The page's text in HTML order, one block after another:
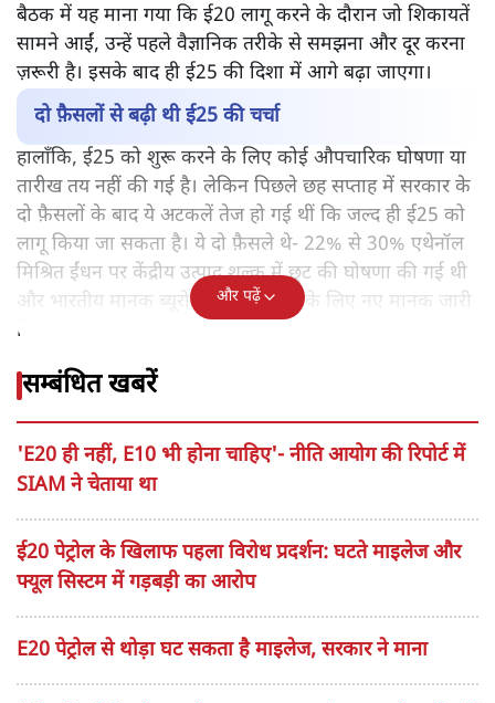
बैठक में यह माना गया कि ई20 लागू करने के दौरान जो शिकायतें
सामने आईं, उन्हें पहले वैज्ञानिक तरीके से समझना और दूर करना
ज़रूरी है। इसके बाद ही ई25 की दिशा में आगे बढ़ा जाएगा।
दो फ़ैसलों से बढ़ी थी ई25 की चर्चा
हालाँकि, ई25 को शुरू करने के लिए कोई औपचारिक घोषणा या
तारीख तय नहीं की गई है। लेकिन पिछले छह सप्ताह में सरकार के
दो फ़ैसलों के बाद ये अटकलें तेज हो गई थीं कि जल्द ही ई25 को
लागू किया जा सकता है। ये दो फ़ैसले थे- 22% से 30% एथेनॉल
मिश्रित ईंधन पर केंद्रीय उत्पाद शुल्क में छूट की घोषणा की गई थी
और भारतीय मानक ब्यूरो द्वारा ऐसे ईंधनों के लिए नए मानक जारी
किए गए थे।
और पढ़ें
सम्बंधित खबरें
'E20 ही नहीं, E10 भी होना चाहिए'- नीति आयोग की रिपोर्ट में
SIAM ने चेताया था
ई20 पेट्रोल के खिलाफ पहला विरोध प्रदर्शन: घटते माइलेज और
फ्यूल सिस्टम में गड़बड़ी का आरोप
E20 पेट्रोल से थोड़ा घट सकता है माइलेज, सरकार ने माना